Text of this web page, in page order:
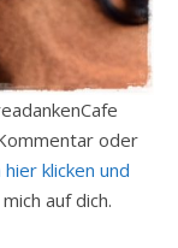
oder
hier klicken und
auf dich.